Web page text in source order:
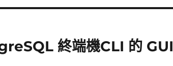
終端機CLI 的 GUI